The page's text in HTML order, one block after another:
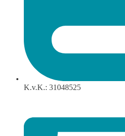
K.v.K.: 31048525